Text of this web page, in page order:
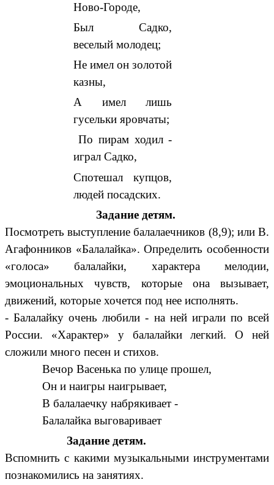
Ново-Городе,
Был Садко,
веселый молодец;
Не имел он золотой
казны,
А имел лишь
гусельки яровчаты;
По пирам ходил -
играл Садко,
Спотешал купцов,
людей посадских.
Задание детям.
Посмотреть выступление балалаечников (8,9); или В.
Агафонников «Балалайка». Определить особенности
«голоса» балалайки, характера мелодии,
эмоциональных чувств, которые она вызывает,
движений, которые хочется под нее исполнять.
- Балалайку очень любили - на ней играли по всей
России. «Характер» у балалайки легкий. О ней
сложили много песен и стихов.
Вечор Васенька по улице прошел,
Он и наигры наигрывает,
В балалаечку набрякивает -
Балалайка выговаривает
Задание детям.
Вспомнить с какими музыкальными инструментами
познакомились на занятиях.